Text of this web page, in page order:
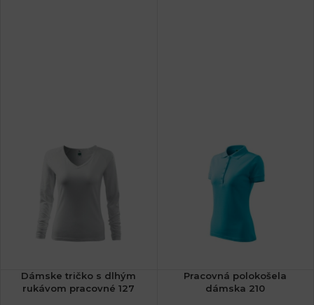
Dámske tričko s dlhým
rukávom pracovné 127
Pracovná polokošela
dámska 210